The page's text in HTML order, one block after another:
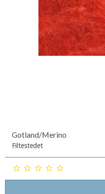
Gotland/Merino
Filtestedet